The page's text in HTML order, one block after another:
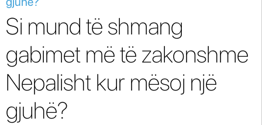
Si mund të shmang
gabimet më të zakonshme
Nepalisht kur mësoj një
gjuhë?